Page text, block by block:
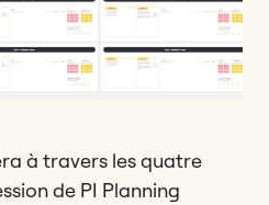
à travers les quatre
de PI Planning